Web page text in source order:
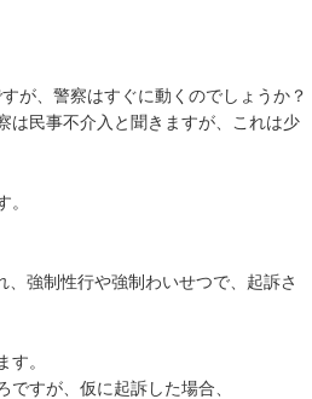
が、警察はすぐに動くのでしょうか？
は民事不介入と聞きますが、これは少
強制性行や強制わいせつで、起訴さ
。
すが、仮に起訴した場合、